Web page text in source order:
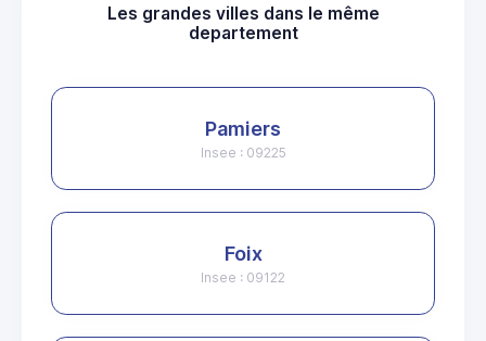
Les grandes villes dans le même
departement
Pamiers
Insee : 09225
Foix
Insee : 09122